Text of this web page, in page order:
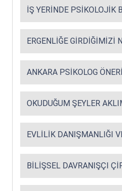
İŞ YERINDE PSIKOLOJIK
ERGENLIĞE GIRDIĞIMIZI
ANKARA PSIKOLOG
OKUDUĞUM ŞEYLER
EVLILIK DANIŞMANLIĞI
BILIŞSEL DAVRANIŞÇI